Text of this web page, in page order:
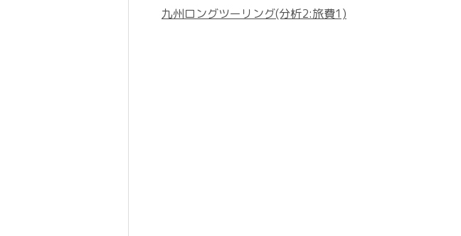
九州ロングツーリング(分析2:旅費1)